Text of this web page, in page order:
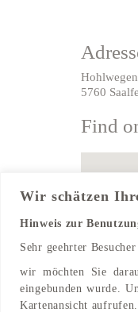
Wir schätzen
Hinweis zur
Sehr geehrter
wir möchten Sie
eingebunden wurde.
Kartenansicht aufrufen.
5760
Find